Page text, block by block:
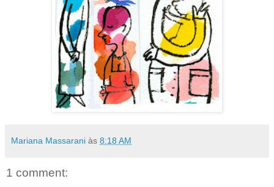
Mariana Massarani às 8:18 AM
1 comment: